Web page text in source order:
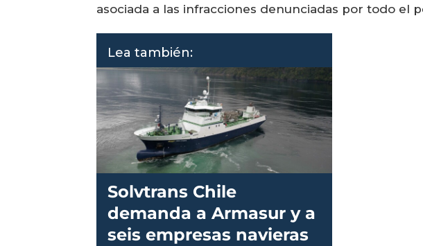
asociada a las infracciones denunciadas por todo el
Lea también:
Solvtrans Chile
demanda a Armasur y a
seis empresas navieras